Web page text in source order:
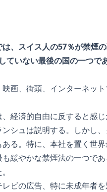
、スイス人の57％が禁煙
ていない最後の国の一つであ
画、街頭、インターネッ
経済的自由に反すると感
シュは説明する。しかし
る。特に、本社を置く世
緩やかな禁煙法の一つで
ビの広告、特に未成年者